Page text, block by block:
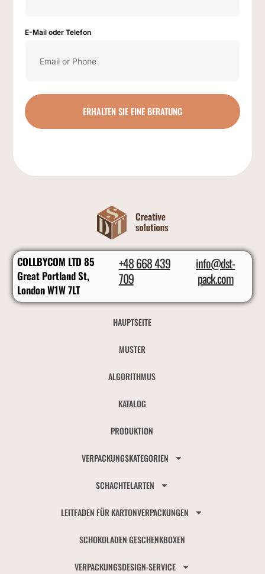
E-Mail oder Telefon
ERHALTEN SIE EINE BERATUNG
COLLBYCOM LTD 85
Great Portland St,
London W1W 7LT
+48 668 439
709
info@dst-
pack.com
HAUPTSEITE
MUSTER
ALGORITHMUS
KATALOG
PRODUKTION
VERPACKUNGSKATEGORIEN
SCHACHTELARTEN
LEITFADEN FÜR KARTONVERPACKUNGEN
SCHOKOLADEN GESCHENKBOXEN
VERPACKUNGSDESIGN-SERVICE